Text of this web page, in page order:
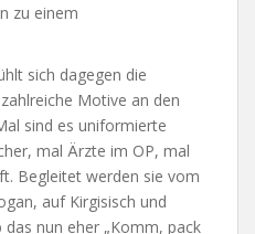
zu einem
sich dagegen die
Motive an den
sind es uniformierte
mal Ärzte im OP, mal
Begleitet werden sie vom
auf Kirgisisch und
das nun eher „Komm, pack